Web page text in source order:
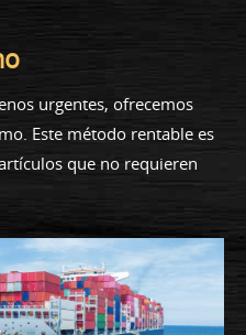
urgentes, ofrecemos
Este método rentable es
que no requieren